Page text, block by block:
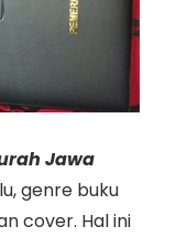
Jawa
genre buku
cover. Hal ini